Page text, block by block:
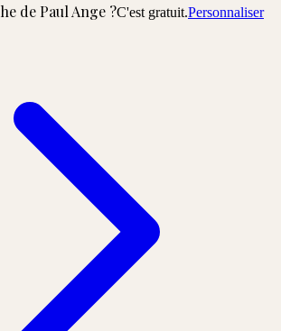
de Paul Ange ?C'est gratuit.Personnaliser